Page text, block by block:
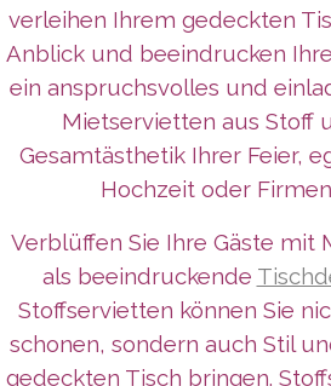
verleihen Ihrem gedeckten
Anblick und beeindrucken
ein anspruchsvolles und
Mietservietten aus Stoff
Gesamtästhetik Ihrer Feier,
Hochzeit oder
Verblüffen Sie Ihre Gäste mit
als beeindruckende
Stoffservietten können Sie
schonen, sondern auch Stil
gedeckten Tisch bringen.